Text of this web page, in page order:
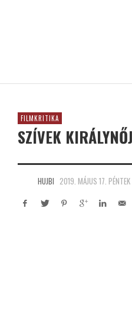
FILMKRITIKA
SZÍVEK
HUJBI 2019. MÁJUS 17. PÉNTEK